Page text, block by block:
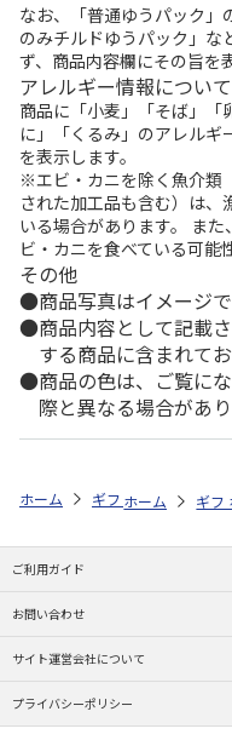
なお、「普通ゆうパック」
のみチルドゆうパック」な
ず、商品内容欄にその旨を
アレルギー情報について
商品に「小麦」「そば」「
に」「くるみ」のアレルギ
を表示します。
※エビ・カニを除く魚介類
された加工品も含む）は、
いる場合があります。 ま
ビ・カニを食べている可能
その他
商品写真はイメージで
商品内容として記載
する商品に含まれてお
商品の色は、ご覧に
際と異なる場合があり
ホーム ギフトストア お
ホーム ギフ
ご利用ガイド
お問い合わせ
サイト運営会社について
プライバシーポリシー